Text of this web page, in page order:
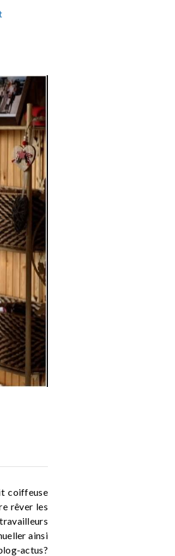
coiffeuse
rêver les
ainsi
actus?